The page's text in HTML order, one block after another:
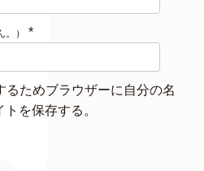
） *
るためブラウザーに自分の名
を保存する。